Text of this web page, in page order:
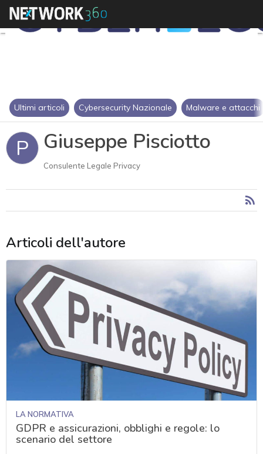
Ultimi articoli Cybersecurity Nazionale Malware e attacchi
P Giuseppe Pisciotto
Consulente Legale Privacy
Articoli dell'autore
LA NORMATIVA
GDPR e assicurazioni, obblighi e regole: lo
scenario del settore